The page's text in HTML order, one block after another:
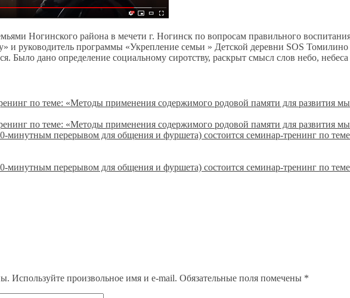
Ногинского района в мечети г. Ногинск по вопросам правильного
и руководитель программы «Укрепление семьи » Детской деревни SOS
дано определение социальному сиротству, раскрыт смысл слов небо,
по теме: «Методы применения содержимого родовой памяти для развития
по теме: «Методы применения содержимого родовой памяти для развития
минутным перерывом для общения и фуршета) состоится семинар-тренинг по
минутным перерывом для общения и фуршета) состоится семинар-тренинг по
Используйте произвольное имя и e-mail. Обязательные поля помечены *